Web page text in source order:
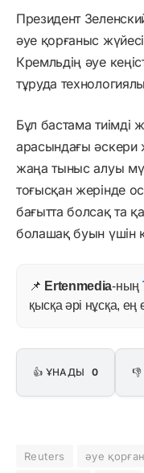
Президент
әуе қорғаныс
Кремльдің әуе
тұруда
Бұл бастама тиімді
арасындағы әскери
жаңа тыныс алуы
тоғысқан жерінде
бағытта болсақ та
болашақ буын үшін
📌 Ertenmedia-ның
қысқа әрі нұсқа, ең
👍 ҰНАДЫ 0
Reuters әуе